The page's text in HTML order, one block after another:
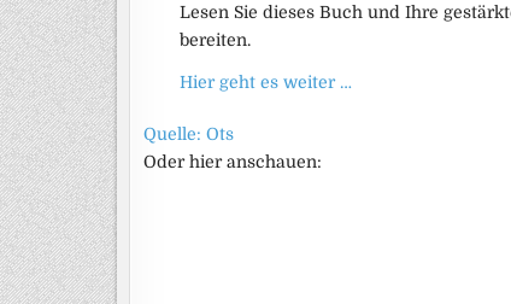
Lesen Sie dieses Buch und Ihre
bereiten.
Hier geht es weiter …
Quelle: Ots
Oder hier anschauen: